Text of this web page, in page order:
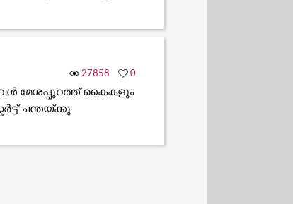
27858 0
മേശപ്പുറത്ത് കൈകളും
ചന്തയ്ക്കു